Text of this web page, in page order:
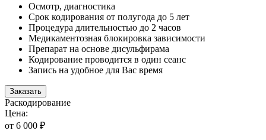
Осмотр, диагностика
Срок кодирования от полугода до 5 лет
Процедура длительностью до 2 часов
Медикаментозная блокировка зависимости
Препарат на основе дисульфирама
Кодирование проводится в один сеанс
Запись на удобное для Вас время
Заказать
Раскодирование
Цена:
от 6 000 ₽